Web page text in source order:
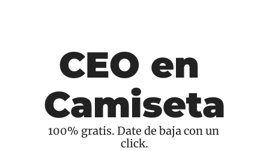
CEO en
Camiseta
100% gratis. Date de baja con un
click.